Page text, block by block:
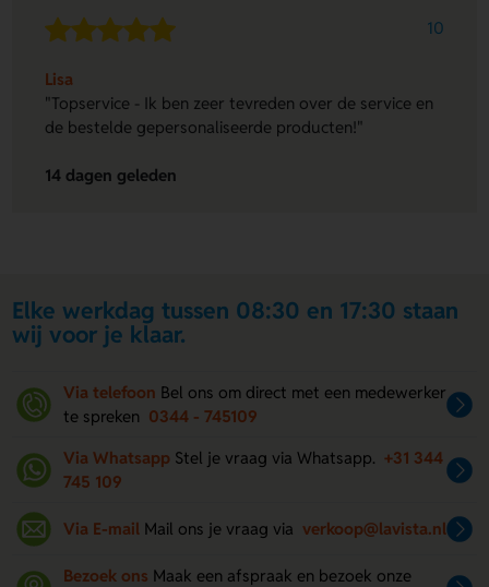
10
Lisa
"Topservice - Ik ben zeer tevreden over de service en
de bestelde gepersonaliseerde producten!"
14 dagen geleden
Elke werkdag tussen 08:30 en 17:30 staan
wij voor je klaar.
Via telefoon Bel ons om direct met een medewerker
te spreken 0344 - 745109
Via Whatsapp Stel je vraag via Whatsapp. +31 344
745 109
Via E-mail Mail ons je vraag via verkoop@lavista.nl
Bezoek ons Maak een afspraak en bezoek onze